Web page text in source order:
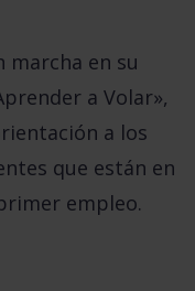
marcha en su
a Volar»,
a los
que están en
empleo.